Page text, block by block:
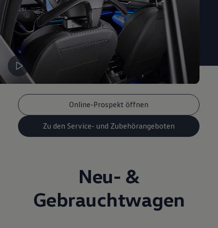
Online-Prospekt öffnen
Zu den Service- und Zubehörangeboten
Neu- &
Gebrauchtwagen